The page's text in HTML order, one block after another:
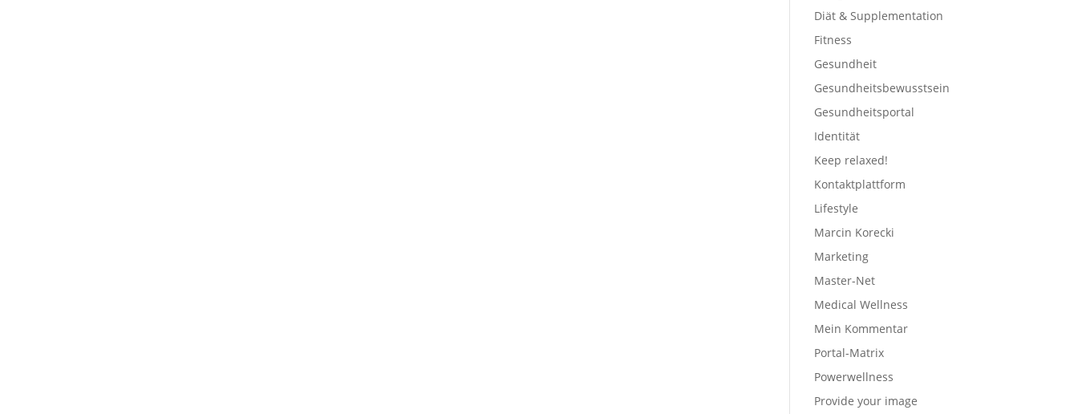
Diät & Supplementation
Fitness
Gesundheit
Gesundheitsbewusstsein
Gesundheitsportal
Identität
Keep relaxed!
Kontaktplattform
Lifestyle
Marcin Korecki
Marketing
Master-Net
Medical Wellness
Mein Kommentar
Portal-Matrix
Powerwellness
Provide your image